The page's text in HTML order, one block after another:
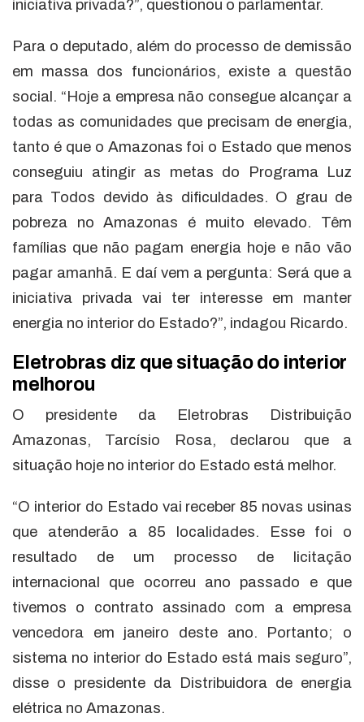
iniciativa privada?”, questionou o parlamentar.
Para o deputado, além do processo de demissão
em massa dos funcionários, existe a questão
social. “Hoje a empresa não consegue alcançar a
todas as comunidades que precisam de energia,
tanto é que o Amazonas foi o Estado que menos
conseguiu atingir as metas do Programa Luz
para Todos devido às dificuldades. O grau de
pobreza no Amazonas é muito elevado. Têm
famílias que não pagam energia hoje e não vão
pagar amanhã. E daí vem a pergunta: Será que a
iniciativa privada vai ter interesse em manter
energia no interior do Estado?”, indagou Ricardo.
Eletrobras diz que situação do interior
melhorou
O presidente da Eletrobras Distribuição
Amazonas, Tarcísio Rosa, declarou que a
situação hoje no interior do Estado está melhor.
“O interior do Estado vai receber 85 novas usinas
que atenderão a 85 localidades. Esse foi o
resultado de um processo de licitação
internacional que ocorreu ano passado e que
tivemos o contrato assinado com a empresa
vencedora em janeiro deste ano. Portanto; o
sistema no interior do Estado está mais seguro”,
disse o presidente da Distribuidora de energia
elétrica no Amazonas.